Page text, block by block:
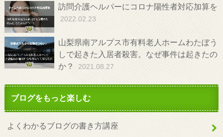
訪問介護ヘルパーにコロナ陽性者対応加算を
2022.02.23
山梨県南アルプス市有料老人ホームわたぼう
しで起きた入居者殺害。なぜ事件は起きたの
か？
2021.08.27
ブログをもっと楽しむ
よくわかるブログの書き方講座